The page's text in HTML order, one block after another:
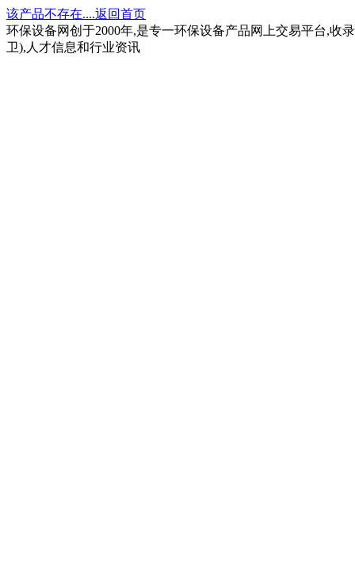
该产品不存在....返回首页
环保设备网创于2000年,是专一环保设备产品网上交易平台,收
卫),人才信息和行业资讯